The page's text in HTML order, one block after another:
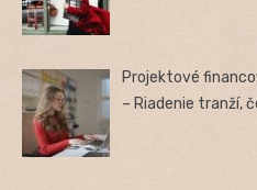
Projektové
– Riadenie tranží,